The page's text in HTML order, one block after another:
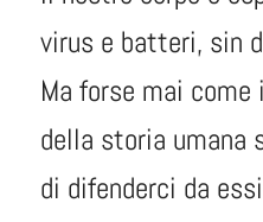
virus e batteri, sin
Ma forse mai
della storia umana
di difenderci da